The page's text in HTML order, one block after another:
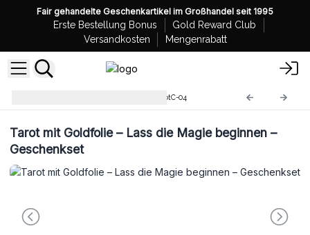
Fair gehandelte Geschenkartikel im Großhandel seit 1995
Erste Bestellung Bonus
Gold Reward Club
Versandkosten
Mengenrabatt
TarotC-04
Tarot mit Goldfolie – Lass die Magie beginnen –
Geschenkset